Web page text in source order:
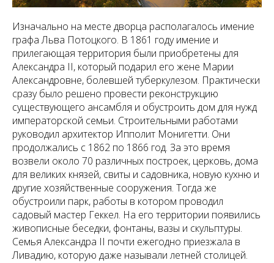
Изначально на месте дворца располагалось имение
графа Льва Потоцкого. В 1861 году имение и
прилегающая территория были приобретены для
Александра ΙΙ, который подарил его жене Марии
Александровне, болевшей туберкулезом. Практически
сразу было решено провести реконструкцию
существующего ансамбля и обустроить дом для нужд
императорской семьи. Строительными работами
руководил архитектор Ипполит Монигетти. Они
продолжались с 1862 по 1866 год. За это время
возвели около 70 различных построек, церковь, дома
для великих князей, свиты и садовника, новую кухню и
другие хозяйственные сооружения. Тогда же
обустроили парк, работы в котором проводил
садовый мастер Геккел. На его территории появились
живописные беседки, фонтаны, вазы и скульптуры.
Семья Александра II почти ежегодно приезжала в
Ливадию, которую даже называли летней столицей.